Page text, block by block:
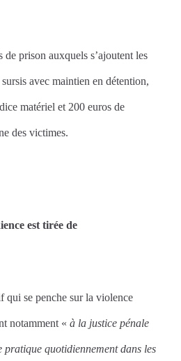
prison auxquels s’ajoutent les
avec maintien en détention,
matériel et 200 euros de
des victimes.
est tirée de
qui se penche sur la violence
notamment « à la justice pénale
pratique quotidiennement dans les